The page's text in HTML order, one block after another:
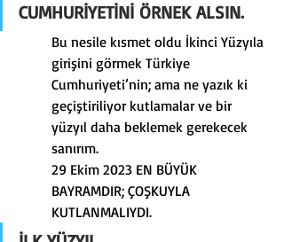
CUMHURİYETİNİ ÖRNEK ALSIN.
Bu nesile kısmet oldu İkinci Yüzyıla
girişini görmek Türkiye
Cumhuriyeti’nin; ama ne yazık ki
geçiştiriliyor kutlamalar ve bir
yüzyıl daha beklemek gerekecek
sanırım.
29 Ekim 2023 EN BÜYÜK
BAYRAMDIR; ÇOŞKUYLA
KUTLANMALIYDI.